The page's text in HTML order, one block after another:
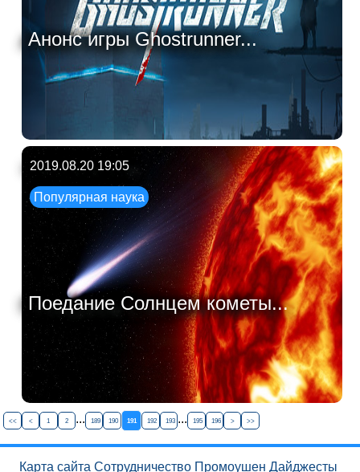
Анонс игры Ghostrunner...
2019.08.20 19:05
Популярная наука
Поедание Солнцем кометы...
<< < 1 2 ... 189 190 191 192 193 ... 195 196 > >>
Карта сайта Сотрудничество Промоушен Дайджесты